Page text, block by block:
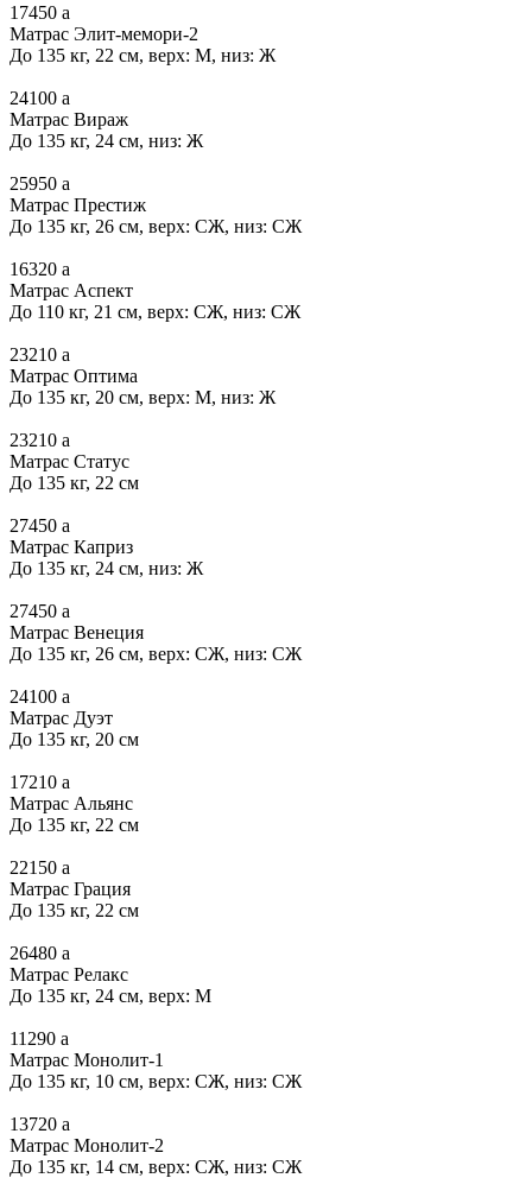
17450 a
Матрас Элит-мемори-2
До 135 кг, 22 см, верх: М, низ: Ж
24100 a
Матрас Вираж
До 135 кг, 24 см, низ: Ж
25950 a
Матрас Престиж
До 135 кг, 26 см, верх: СЖ, низ: СЖ
16320 a
Матрас Аспект
До 110 кг, 21 см, верх: СЖ, низ: СЖ
23210 a
Матрас Оптима
До 135 кг, 20 см, верх: М, низ: Ж
23210 a
Матрас Статус
До 135 кг, 22 см
27450 a
Матрас Каприз
До 135 кг, 24 см, низ: Ж
27450 a
Матрас Венеция
До 135 кг, 26 см, верх: СЖ, низ: СЖ
24100 a
Матрас Дуэт
До 135 кг, 20 см
17210 a
Матрас Альянс
До 135 кг, 22 см
22150 a
Матрас Грация
До 135 кг, 22 см
26480 a
Матрас Релакс
До 135 кг, 24 см, верх: М
11290 a
Матрас Монолит-1
До 135 кг, 10 см, верх: СЖ, низ: СЖ
13720 a
Матрас Монолит-2
До 135 кг, 14 см, верх: СЖ, низ: СЖ